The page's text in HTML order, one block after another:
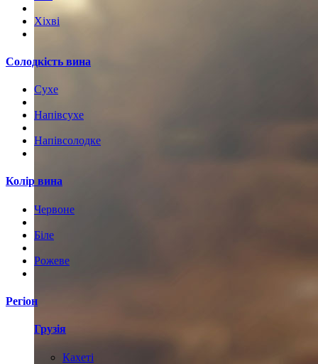
Хіхві
Солодкість вина
Сухе
Напівсухе
Напівсолодке
Колір вина
Червоне
Біле
Рожеве
Регіон
Грузія
Кахеті